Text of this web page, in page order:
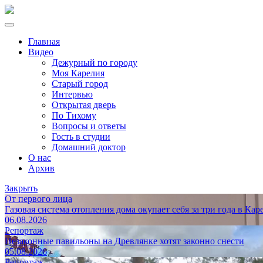
Главная
Видео
Дежурный по городу
Моя Карелия
Старый город
Интервью
Открытая дверь
По Тихому
Вопросы и ответы
Гость в студии
Домашний доктор
О нас
Архив
Закрыть
От первого лица
Газовая система отопления дома окупает себя за три года в
06.08.2026
Репортаж
Незаконные павильоны на Древлянке хотят законно снести
05.08.2026